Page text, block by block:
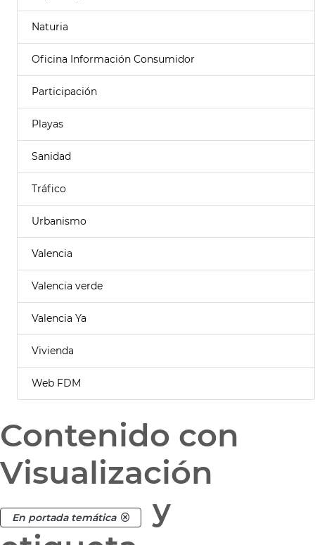
Naturia
Oficina Información Consumidor
Participación
Playas
Sanidad
Tráfico
Urbanismo
Valencia
Valencia verde
Valencia Ya
Vivienda
Web FDM
Contenido con
Visualización
En portada temática
y